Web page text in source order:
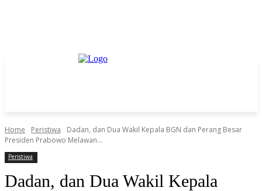
Home Peristiwa
Dadan, dan Dua Wakil Kepala BGN dan Perang Besar
Presiden Prabowo Melawan...
Peristiwa
Dadan, dan Dua Wakil Kepala